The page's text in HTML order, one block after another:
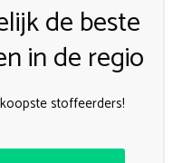
de beste
in de regio
stoffeerders!